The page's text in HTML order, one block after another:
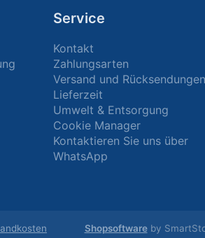
Service
Kontakt
Zahlungsarten
Versand und Rücksendungen
Lieferzeit
Umwelt & Entsorgung
Cookie Manager
Kontaktieren Sie uns über
WhatsApp
Shopsoftwareby